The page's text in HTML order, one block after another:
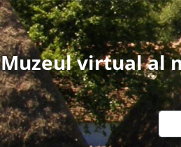
Muzeul virtual al